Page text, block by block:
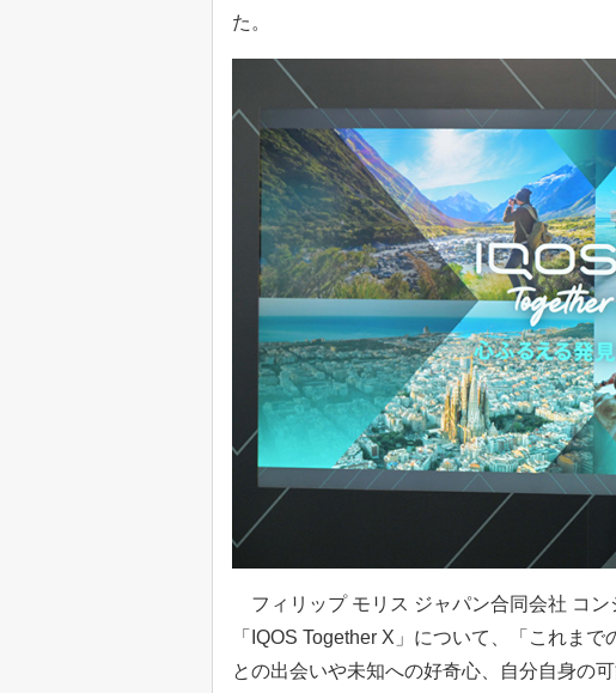
た。
フィリップ モリス ジャパン合同会社 コ
「IQOS Together X」について、「これま
との出会いや未知への好奇心、自分自身の